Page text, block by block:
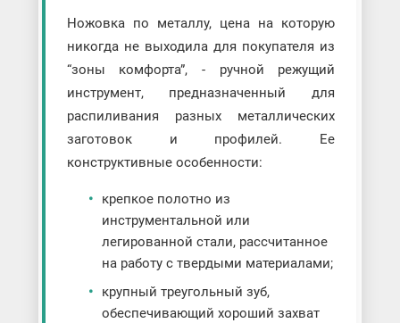
Ножовка по металлу, цена на которую
никогда не выходила для покупателя из
“зоны комфорта”, - ручной режущий
инструмент, предназначенный для
распиливания разных металлических
заготовок и профилей. Ее
конструктивные особенности:
крепкое полотно из
инструментальной или
легированной стали, рассчитанное
на работу с твердыми материалами;
крупный треугольный зуб,
обеспечивающий хороший захват